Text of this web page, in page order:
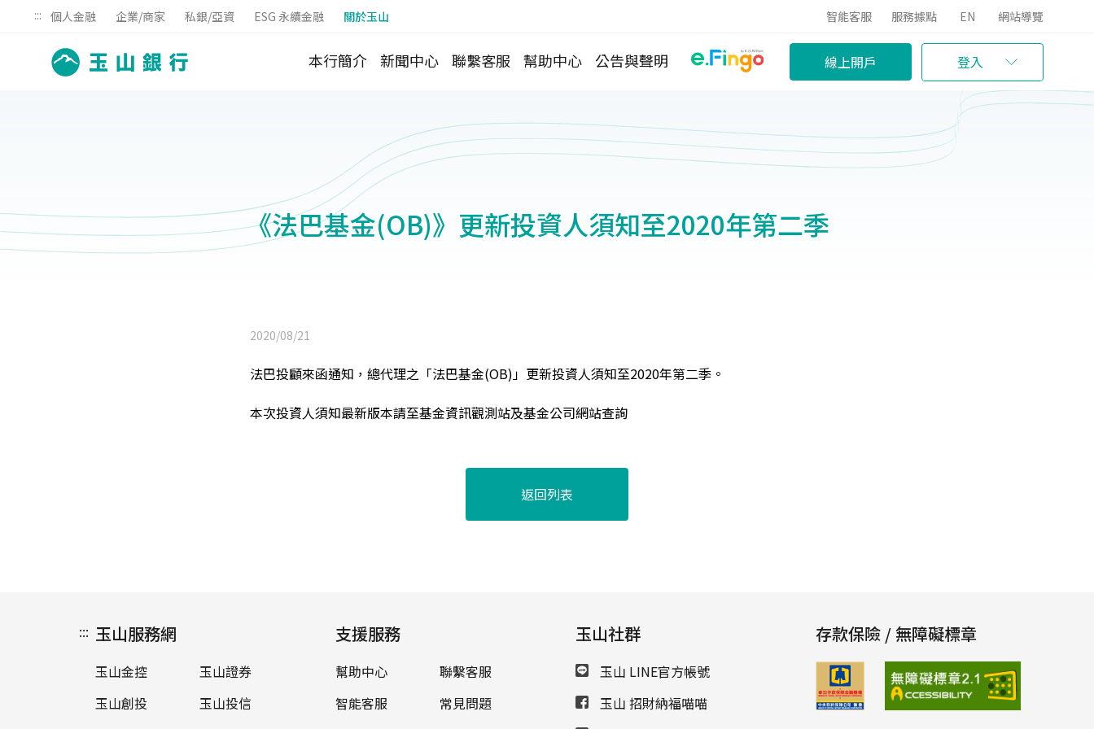
::: 個人金融 企業/商家 私銀/亞資 ESG 永續金融 關於玉山 智能客服 服務據點 EN 網站導覽
本行簡介 新聞中心 聯繫客服 幫助中心 公告與聲明 線上開戶 登入
《法巴基金(OB)》更新投資人須知至2020年第二季
2020/08/21
法巴投顧來函通知，總代理之「法巴基金(OB)」更新投資人須知至2020年第二季。
本次投資人須知最新版本請至基金資訊觀測站及基金公司網站查詢
返回列表
::: 玉山服務網
玉山金控
玉山證券
玉山創投
玉山投信
支援服務
幫助中心
聯繫客服
智能客服
常見問題
玉山社群
玉山 LINE官方帳號
玉山 招財納福喵喵
存款保險 / 無障礙標章